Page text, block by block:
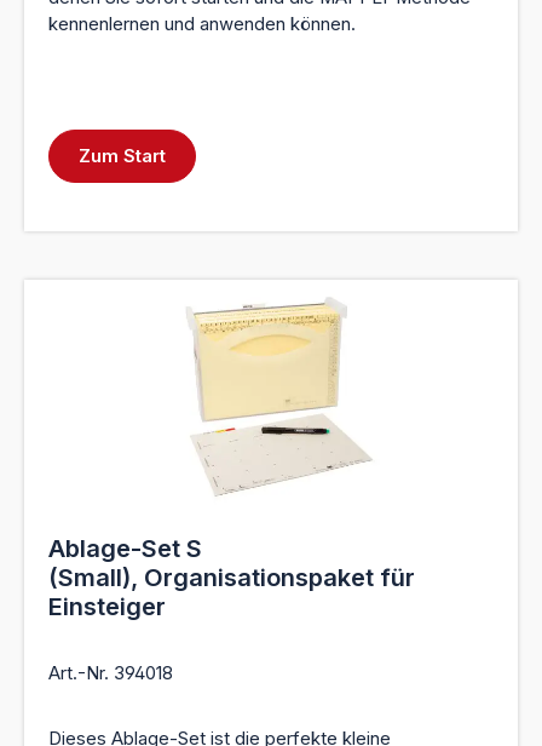
kennenlernen und anwenden können.
Zum Start
Ablage-Set S
(Small), Organisationspaket für
Einsteiger
Art.-Nr. 394018
Dieses Ablage-Set ist die perfekte kleine